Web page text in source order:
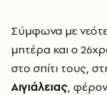
Σύμφωνα με
μητέρα και ο
στο σπίτι τους,
Αιγιάλειας,